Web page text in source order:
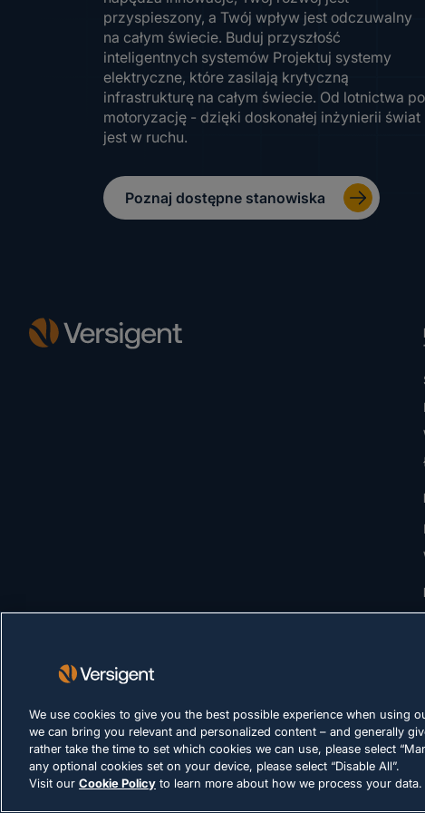
przyspieszony, a Twój wpływ jest odczuwalny
na całym świecie. Buduj przyszłość
inteligentnych systemów Projektuj systemy
elektryczne, które zasilają krytyczną
infrastrukturę na całym świecie. Od lotnictwa po
motoryzację - dzięki doskonałej inżynierii świat
jest w ruchu.
Poznaj dostępne stanowiska
We use cookies to give you the best possible experience when using
we can bring you relevant and personalized content – and generally
rather take the time to set which cookies we can use, please select
any optional cookies set on your device, please select “Disable All”.
Visit our Cookie Policy to learn more about how we process your data.